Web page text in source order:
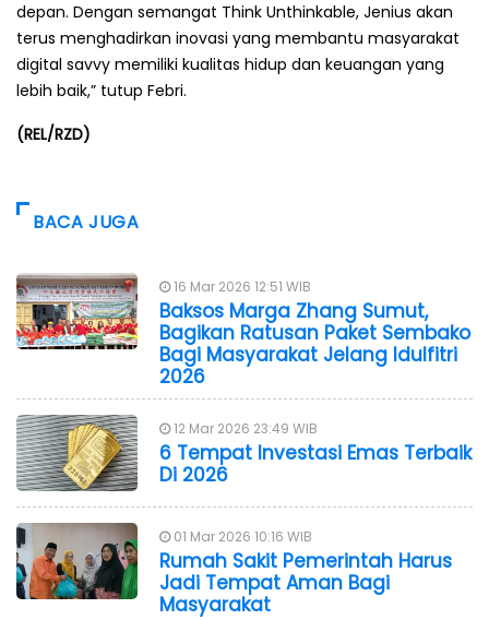
depan. Dengan semangat Think Unthinkable, Jenius akan
terus menghadirkan inovasi yang membantu masyarakat
digital savvy memiliki kualitas hidup dan keuangan yang
lebih baik,” tutup Febri.
(REL/RZD)
BACA JUGA
16 Mar 2026 12:51 WIB
Baksos Marga Zhang Sumut,
Bagikan Ratusan Paket Sembako
Bagi Masyarakat Jelang Idulfitri
2026
12 Mar 2026 23:49 WIB
6 Tempat Investasi Emas Terbaik
Di 2026
01 Mar 2026 10:16 WIB
Rumah Sakit Pemerintah Harus
Jadi Tempat Aman Bagi
Masyarakat